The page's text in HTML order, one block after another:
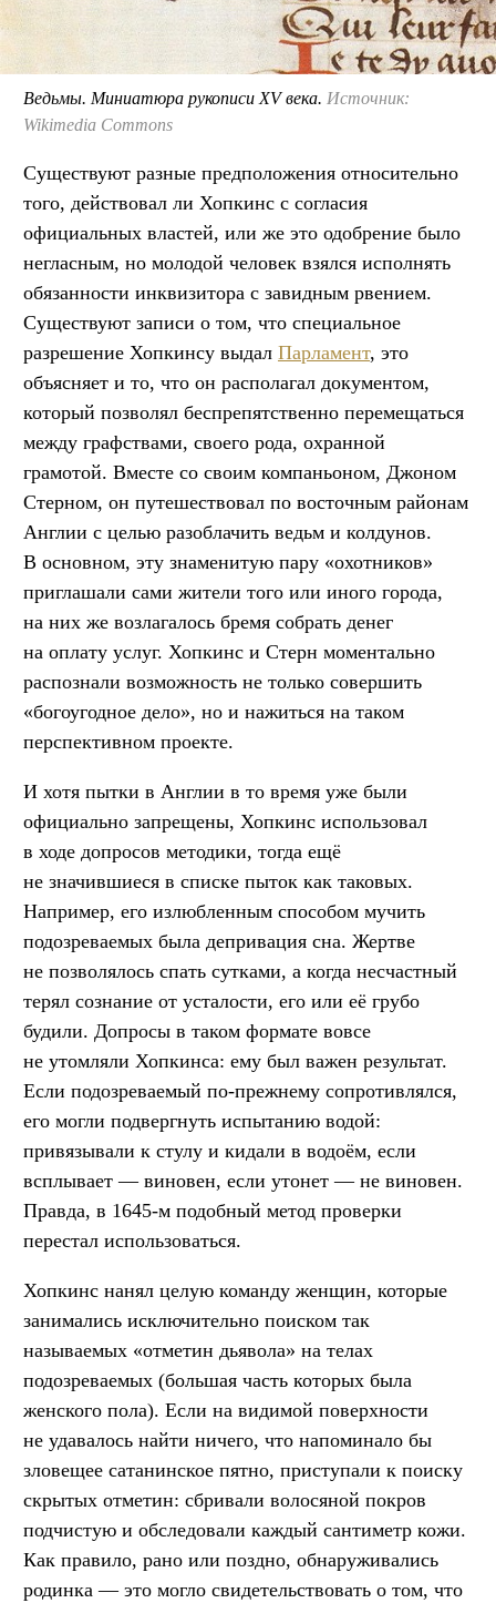
Ведьмы. Миниатюра рукописи XV века. Источник:
Wikimedia Commons
Существуют разные предположения относительно
того, действовал ли Хопкинс с согласия
официальных властей, или же это одобрение было
негласным, но молодой человек взялся исполнять
обязанности инквизитора с завидным рвением.
Существуют записи о том, что специальное
разрешение Хопкинсу выдал Парламент, это
объясняет и то, что он располагал документом,
который позволял беспрепятственно перемещаться
между графствами, своего рода, охранной
грамотой. Вместе со своим компаньоном, Джоном
Стерном, он путешествовал по восточным районам
Англии с целью разоблачить ведьм и колдунов.
В основном, эту знаменитую пару «охотников»
приглашали сами жители того или иного города,
на них же возлагалось бремя собрать денег
на оплату услуг. Хопкинс и Стерн моментально
распознали возможность не только совершить
«богоугодное дело», но и нажиться на таком
перспективном проекте.
И хотя пытки в Англии в то время уже были
официально запрещены, Хопкинс использовал
в ходе допросов методики, тогда ещё
не значившиеся в списке пыток как таковых.
Например, его излюбленным способом мучить
подозреваемых была депривация сна. Жертве
не позволялось спать сутками, а когда несчастный
терял сознание от усталости, его или её грубо
будили. Допросы в таком формате вовсе
не утомляли Хопкинса: ему был важен результат.
Если подозреваемый по-прежнему сопротивлялся,
его могли подвергнуть испытанию водой:
привязывали к стулу и кидали в водоём, если
всплывает — виновен, если утонет — не виновен.
Правда, в 1645-м подобный метод проверки
перестал использоваться.
Хопкинс нанял целую команду женщин, которые
занимались исключительно поиском так
называемых «отметин дьявола» на телах
подозреваемых (большая часть которых была
женского пола). Если на видимой поверхности
не удавалось найти ничего, что напоминало бы
зловещее сатанинское пятно, приступали к поиску
скрытых отметин: сбривали волосяной покров
подчистую и обследовали каждый сантиметр кожи.
Как правило, рано или поздно, обнаруживались
родинка — это могло свидетельствовать о том, что